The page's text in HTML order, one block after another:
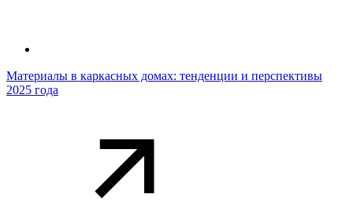
Материалы в каркасных домах: тенденции и перспективы
2025 года